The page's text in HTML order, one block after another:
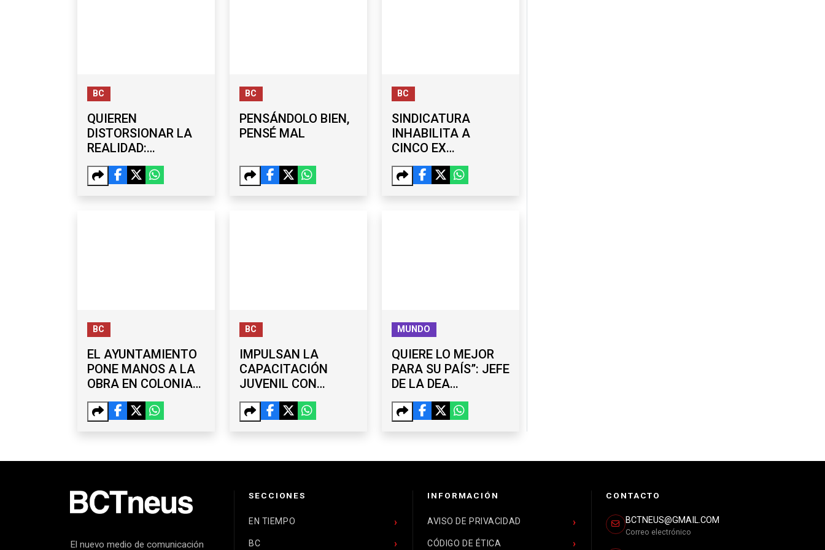
BC
QUIEREN
DISTORSIONAR LA
REALIDAD:
BURGUEÑO
DESCARTA
BC
PENSÁNDOLO BIEN,
PENSÉ MAL
BC
SINDICATURA
INHABILITA A
CINCO EX
FUNCIONARIOS DEL
GOBIERNO DE
BC
EL AYUNTAMIENTO
PONE MANOS A LA
OBRA EN COLONIAS
DE OTAY, LA MESA Y
SÁNCHEZ TABOADA
BC
IMPULSAN LA
CAPACITACIÓN
JUVENIL CON
TALLERES
GRATUITOS EN
MUNDO
QUIERE LO MEJOR
PARA SU PAÍS”: JEFE
DE LA DEA
RESPALDA LABOR
DE OMAR GARCÍA
El nuevo medio de comunicación
SECCIONES
EN TIEMPO
BC
INFORMACIÓN
AVISO DE PRIVACIDAD
CÓDIGO DE ÉTICA
CONTACTO
BCTNEUS@GMAIL.COM
Correo electrónico